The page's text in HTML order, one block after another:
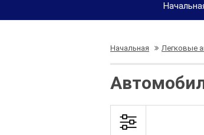
Начальная Легковые